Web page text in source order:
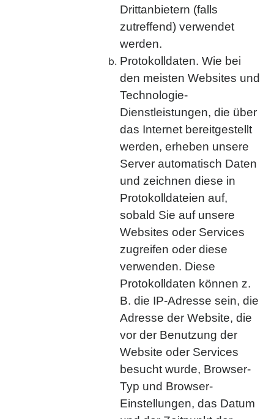
Drittanbietern (falls
zutreffend) verwendet
werden.
Protokolldaten. Wie bei
den meisten Websites und
Technologie-
Dienstleistungen, die über
das Internet bereitgestellt
werden, erheben unsere
Server automatisch Daten
und zeichnen diese in
Protokolldateien auf,
sobald Sie auf unsere
Websites oder Services
zugreifen oder diese
verwenden. Diese
Protokolldaten können z.
B. die IP-Adresse sein, die
Adresse der Website, die
vor der Benutzung der
Website oder Services
besucht wurde, Browser-
Typ und Browser-
Einstellungen, das Datum